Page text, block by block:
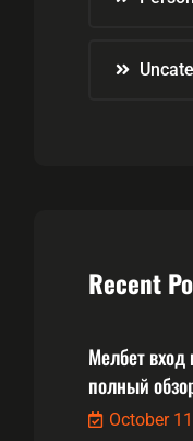
Recent
Мелбет
полный
October